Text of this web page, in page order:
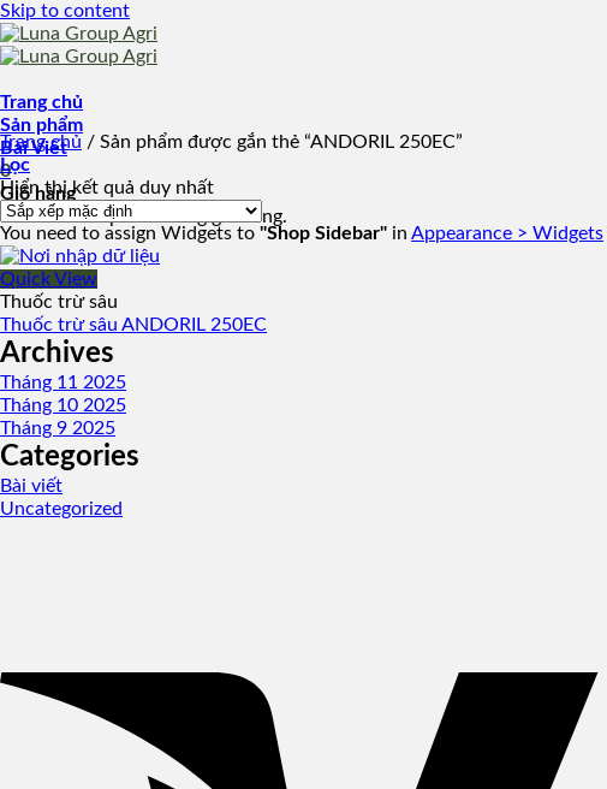
Skip to content
Trang chủ
Sản phẩm
Bài Viết
0
Giỏ hàng
Chưa có sản phẩm trong giỏ hàng.
Trang chủ / Sản phẩm được gắn thẻ “ANDORIL 250EC”
Lọc
Hiển thị kết quả duy nhất
You need to assign Widgets to "Shop Sidebar" in Appearance > Widgets
Quick View
Thuốc trừ sâu
Thuốc trừ sâu ANDORIL 250EC
Archives
Tháng 11 2025
Tháng 10 2025
Tháng 9 2025
Categories
Bài viết
Uncategorized